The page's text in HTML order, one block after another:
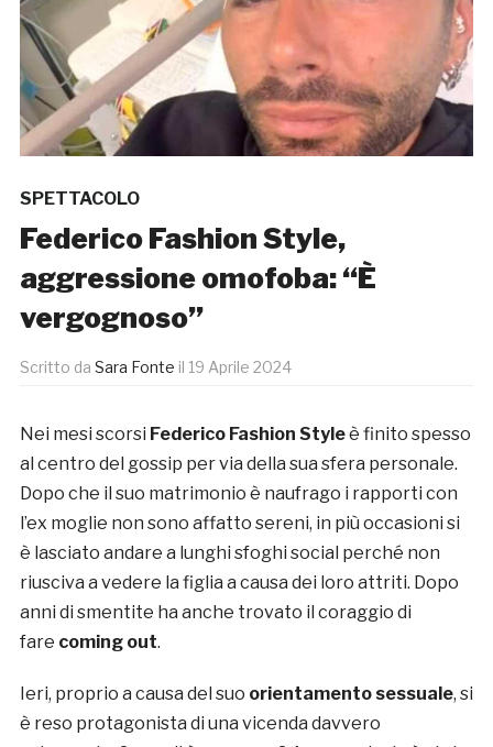
SPETTACOLO
Federico Fashion Style,
aggressione omofoba: “È
vergognoso”
Scritto da Sara Fonte il 19 Aprile 2024
Nei mesi scorsi Federico Fashion Styleè finito spesso
al centro del gossip per via della sua sfera personale.
Dopo che il suo matrimonio è naufrago i rapporti con
l’ex moglie non sono affatto sereni, in più occasioni si
è lasciato andare a lunghi sfoghi social perché non
riusciva a vedere la figlia a causa dei loro attriti. Dopo
anni di smentite ha anche trovato il coraggio di
fare coming out.
Ieri, proprio a causa del suo orientamento sessuale, si
è reso protagonista di una vicenda davvero